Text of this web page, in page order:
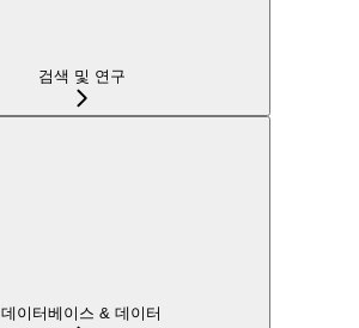
검색 및 연구
데이터베이스 & 데이터